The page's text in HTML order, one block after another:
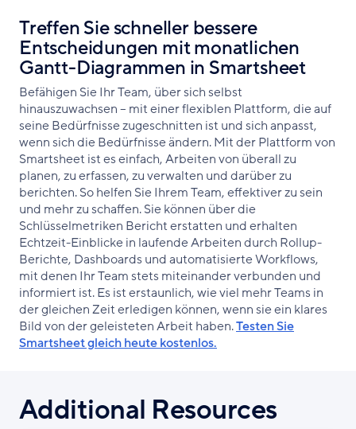
Treffen Sie schneller bessere
Entscheidungen mit monatlichen
Gantt-Diagrammen in Smartsheet
Befähigen Sie Ihr Team, über sich selbst
hinauszuwachsen – mit einer flexiblen Plattform, die auf
seine Bedürfnisse zugeschnitten ist und sich anpasst,
wenn sich die Bedürfnisse ändern. Mit der Plattform von
Smartsheet ist es einfach, Arbeiten von überall zu
planen, zu erfassen, zu verwalten und darüber zu
berichten. So helfen Sie Ihrem Team, effektiver zu sein
und mehr zu schaffen. Sie können über die
Schlüsselmetriken Bericht erstatten und erhalten
Echtzeit-Einblicke in laufende Arbeiten durch Rollup-
Berichte, Dashboards und automatisierte Workflows,
mit denen Ihr Team stets miteinander verbunden und
informiert ist. Es ist erstaunlich, wie viel mehr Teams in
der gleichen Zeit erledigen können, wenn sie ein klares
Bild von der geleisteten Arbeit haben.Testen Sie
Smartsheet gleich heute kostenlos.
Additional Resources